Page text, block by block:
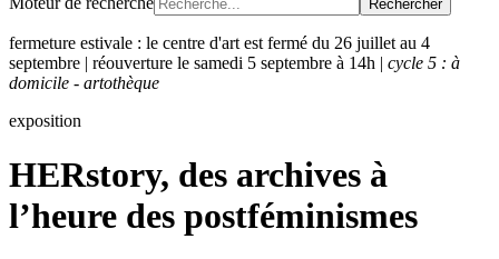
Rechercher
fermeture estivale : le centre d'art est fermé du 26 juillet au 4
septembre | réouverture le samedi 5 septembre à 14h | cycle 5 : à
domicile - artothèque
exposition
HERstory, des archives à
l’heure des postféminismes